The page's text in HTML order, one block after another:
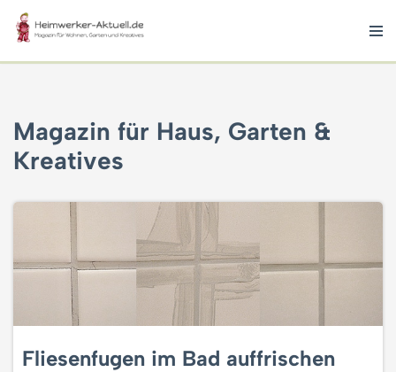
Zum
Inhalt
Magazin für Haus, Garten &
Kreatives
Fliesenfugen im Bad auffrischen